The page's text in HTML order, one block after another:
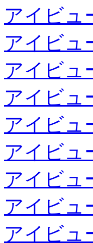
アイビュ
アイビュ
アイビュ
アイビュ
アイビュ
アイビュ
アイビュ
アイビュ
アイビュ